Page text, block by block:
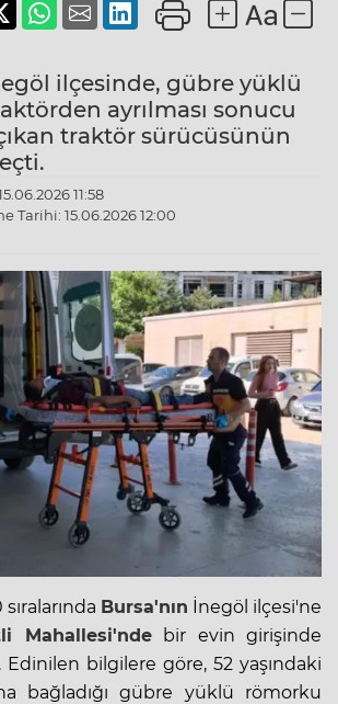
ilçesinde, gübre yüklü
ayrılması sonucu
traktör sürücüsünün
11:58
Tarihi: 15.06.2026 12:00
Bursa'nın İnegöl ilçesi'ne
Mahallesi'ndebir evin girişinde
bilgilere göre, 52 yaşındaki
bağladığı gübre yüklü römorku